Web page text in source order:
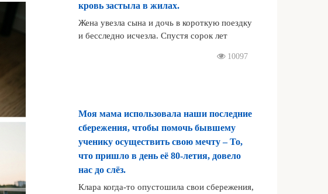
кровь застыла в жилах.
Жена увезла сына и дочь в короткую поездку
и бесследно исчезла. Спустя сорок лет
10097
Моя мама использовала наши последние
сбережения, чтобы помочь бывшему
ученику осуществить свою мечту – То,
что пришло в день её 80-летия, довело
нас до слёз.
Клара когда-то опустошила свои сбережения,